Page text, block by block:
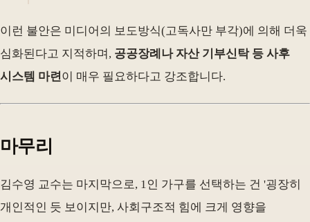
이런 불안은 미디어의 보도방식(고독사만 부각)에 의해 더욱
심화된다고 지적하며, 공공장례나 자산 기부신탁 등 사후
시스템 마련이 매우 필요하다고 강조합니다.
마무리
김수영 교수는 마지막으로, 1인 가구를 선택하는 건 '굉장히
개인적인 듯 보이지만, 사회구조적 힘에 크게 영향을